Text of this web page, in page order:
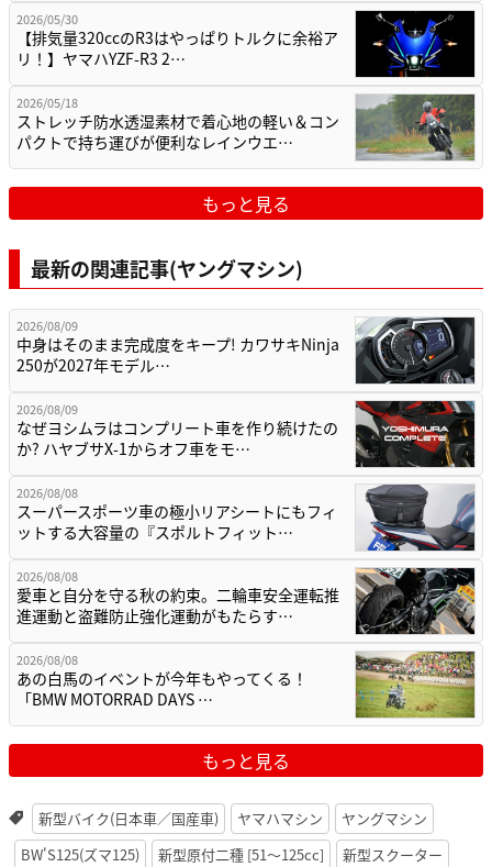
2026/05/30
【排気量320ccのR3はやっぱりトルクに余裕ア
リ！】ヤマハYZF-R3 2…
2026/05/18
ストレッチ防水透湿素材で着心地の軽い＆コン
パクトで持ち運びが便利なレインウエ…
もっと見る
最新の関連記事(ヤングマシン)
2026/08/09
中身はそのまま完成度をキープ! カワサキNinja
250が2027年モデル…
2026/08/09
なぜヨシムラはコンプリート車を作り続けたの
か? ハヤブサX-1からオフ車をモ…
2026/08/08
スーパースポーツ車の極小リアシートにもフィ
ットする大容量の『スポルトフィット…
2026/08/08
愛車と自分を守る秋の約束。二輪車安全運転推
進運動と盗難防止強化運動がもたらす…
2026/08/08
あの白馬のイベントが今年もやってくる！
「BMW MOTORRAD DAYS …
もっと見る
新型バイク(日本車／国産車) ヤマハマシン
ヤングマシン
BW'S125(ズマ125)
新型原付二種 [51〜125cc]
新型スクーター